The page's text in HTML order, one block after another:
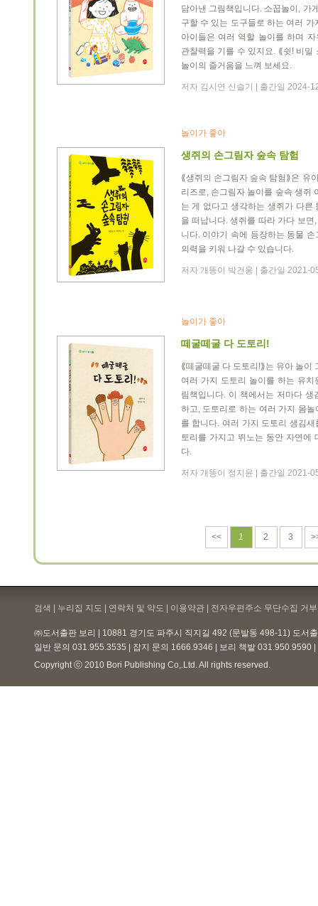
담아낸 그림책입니다. 소꿉놀이, 가
구할 수 있는 도구들로 하는 여러
아이들은 여러 역할 놀이를 하며
관찰력을 기를 수 있지요. ⟪쉿! 비
놀이의 즐거움을 느껴 보세요.
저자 김시연 신슬기 | 출간일 2024-
놀이가 좋아
생쥐의 손그림자 숲속 탐험
⟪생쥐의 손그림자 숲속 탐험⟫은 유
리즈로, 손그림자 놀이를 숲속 생쥐
는 게 없다고 생각하는 생쥐가 다른
을 떠납니다. 생쥐를 따라 가다 보
니다. 이야기 속에 등장하는 동물
의력을 키워 나갈 수 있습니다.
저자 개똥이 박건웅 | 출간일 2021-
놀이가 좋아
떼굴떼굴 다 도토리!
⟪떼굴떼굴 다 도토리!⟫는 유아 놀이
여러 가지 도토리 놀이를 하는 유
림책입니다. 이 책에서는 저마다
하고, 도토리로 하는 여러 가지 몸
를 합니다. 여러 가지 도토리 생김
토리를 가지고 뛰노는 동안 자연에
다.
저자 개똥이 정지윤 | 출간일 2021-
<< 1 2 3
검색 | 누리집 지도 | 연락처 및 약도 | 이용약관 | 전자우편주소 무단수집 거
㈜도서출판 보리 | 10881 경기도 파주시 직지길 492 (문발동 498-11) 도서
일반 문의 031.955.3535 | 잡지 문의 1666.9346 | 보리 책밭 031.950.9590
Copyright ⓒ 2010 Bori Publishing Co,.Ltd. All rights reserved.